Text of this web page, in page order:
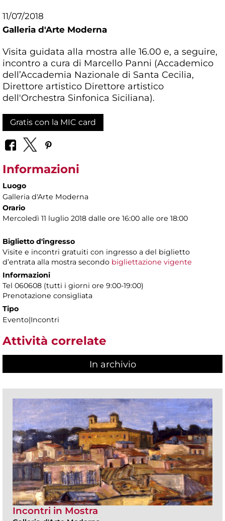
11/07/2018
Galleria d'Arte Moderna
Visita guidata alla mostra alle 16.00 e, a seguire,
incontro a cura di Marcello Panni (Accademico
dell’Accademia Nazionale di Santa Cecilia,
Direttore artistico Direttore artistico
dell'Orchestra Sinfonica Siciliana).
Gratis con la MIC card
Informazioni
Luogo
Galleria d'Arte Moderna
Orario
Mercoledì 11 luglio 2018 dalle ore 16:00 alle ore 18:00
Biglietto d'ingresso
Visite e incontri gratuiti con ingresso a del biglietto
d’entrata alla mostra secondo bigliettazione vigente
Informazioni
Tel 060608 (tutti i giorni ore 9:00-19:00)
Prenotazione consigliata
Tipo
Evento|Incontri
Attività correlate
In archivio
Incontri in Mostra